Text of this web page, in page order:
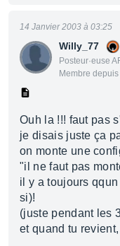
Willy_77
Posteur·euse
Membre
14 Janvier 2003 à 03:25
Ouh la !!! faut pas
je disais juste ça
on monte une
"il ne faut pas
il y a toujours
si)!
(juste pendant les
et quand tu